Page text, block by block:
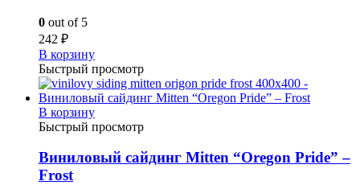
0 out of 5
242 ₽
В корзину
Быстрый просмотр
В корзину
Быстрый просмотр
Виниловый сайдинг Mitten “Oregon Pride” –
Frost